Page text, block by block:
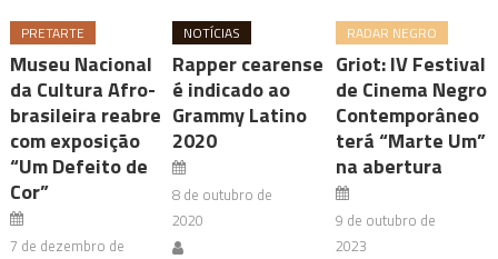
PRETARTE
Museu Nacional
da Cultura Afro-
brasileira reabre
com exposição
“Um Defeito de
Cor”
7 de dezembro de
NOTÍCIAS
Rapper cearense
é indicado ao
Grammy Latino
2020
8 de outubro de
2020
RADAR NEGRO
Griot: IV Festival
de Cinema Negro
Contemporâneo
terá “Marte Um”
na abertura
9 de outubro de
2023